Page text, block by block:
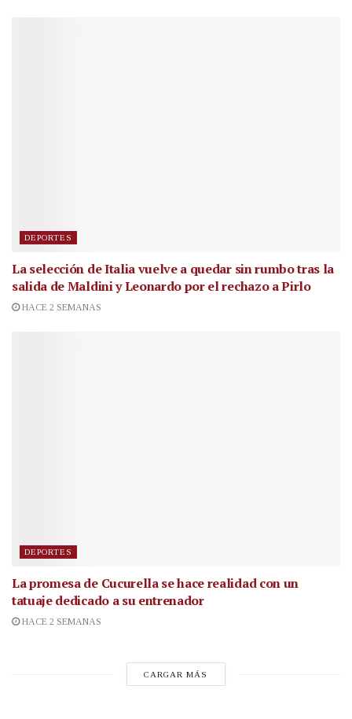
DEPORTES
La selección de Italia vuelve a quedar sin rumbo tras la
salida de Maldini y Leonardo por el rechazo a Pirlo
HACE 2 SEMANAS
DEPORTES
La promesa de Cucurella se hace realidad con un
tatuaje dedicado a su entrenador
HACE 2 SEMANAS
CARGAR MÁS